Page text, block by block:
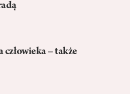
człowieka – także